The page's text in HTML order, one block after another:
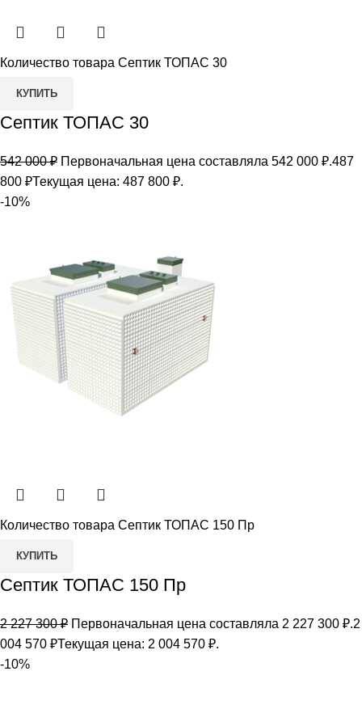
Количество товара Септик ТОПАС 30
КУПИТЬ
Септик ТОПАС 30
542 000₽ Первоначальная цена составляла 542 000 ₽.487
800 ₽Текущая цена: 487 800 ₽.
-10%
Количество товара Септик ТОПАС 150 Пр
КУПИТЬ
Септик ТОПАС 150 Пр
2 227 300₽ Первоначальная цена составляла 2 227 300 ₽.2
004 570 ₽Текущая цена: 2 004 570 ₽.
-10%